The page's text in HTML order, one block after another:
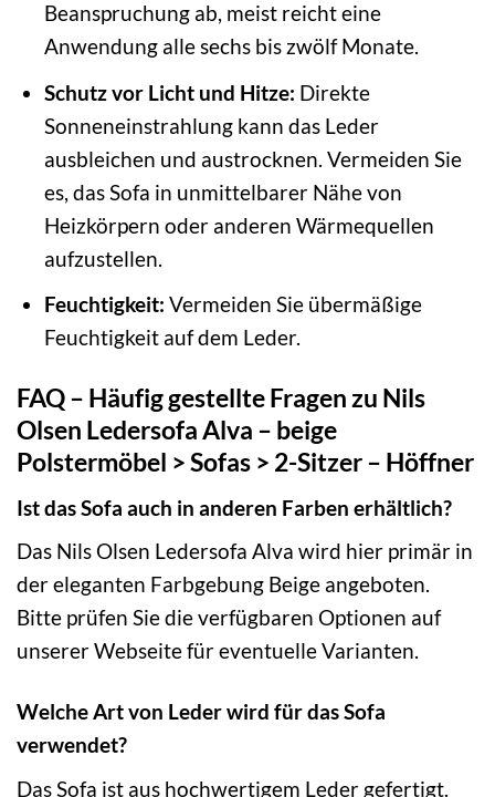
Beanspruchung ab, meist reicht eine
Anwendung alle sechs bis zwölf Monate.
Schutz vor Licht und Hitze: Direkte
Sonneneinstrahlung kann das Leder
ausbleichen und austrocknen. Vermeiden Sie
es, das Sofa in unmittelbarer Nähe von
Heizkörpern oder anderen Wärmequellen
aufzustellen.
Feuchtigkeit: Vermeiden Sie übermäßige
Feuchtigkeit auf dem Leder.
FAQ – Häufig gestellte Fragen zu Nils
Olsen Ledersofa Alva – beige
Polstermöbel > Sofas > 2-Sitzer – Höffner
Ist das Sofa auch in anderen Farben erhältlich?
Das Nils Olsen Ledersofa Alva wird hier primär in
der eleganten Farbgebung Beige angeboten.
Bitte prüfen Sie die verfügbaren Optionen auf
unserer Webseite für eventuelle Varianten.
Welche Art von Leder wird für das Sofa
verwendet?
Das Sofa ist aus hochwertigem Leder gefertigt.